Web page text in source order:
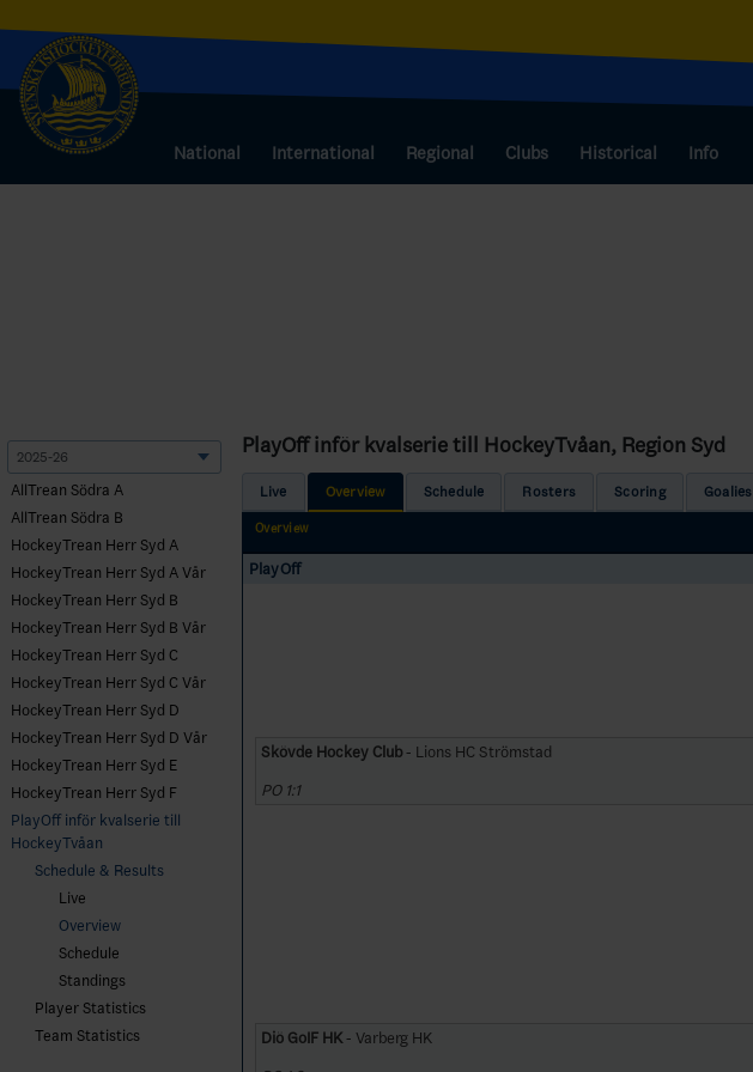
National International Regional Clubs Historical Info
AllTrean Södra A
AllTrean Södra B
HockeyTrean Herr Syd A
HockeyTrean Herr Syd A Vår
HockeyTrean Herr Syd B
HockeyTrean Herr Syd B Vår
HockeyTrean Herr Syd C
HockeyTrean Herr Syd C Vår
HockeyTrean Herr Syd D
HockeyTrean Herr Syd D Vår
HockeyTrean Herr Syd E
HockeyTrean Herr Syd F
PlayOff inför kvalserie till
HockeyTvåan
Schedule & Results
Live
Overview
Schedule
Standings
Player Statistics
Team Statistics
PlayOff inför kvalserie till HockeyTvåan, Region Syd
Live Overview Schedule Rosters Scoring Goalies
Overview
PlayOff
Skövde Hockey Club- Lions HC Strömstad
PO 1:1
Diö GoIF HK- Varberg HK